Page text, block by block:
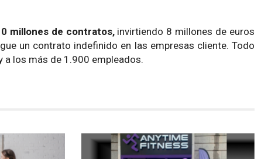
millones de contratos, invirtiendo 8 millones de euros
un contrato indefinido en las empresas cliente. Todo
a los más de 1.900 empleados.